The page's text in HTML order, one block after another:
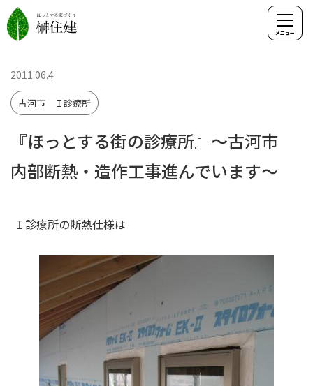
『ほっとする街の診療所』～古河市
内部断熱・造作工事進んでいます～
2011.06.4
古河市 Ｉ診療所
Ｉ診療所の断熱仕様は